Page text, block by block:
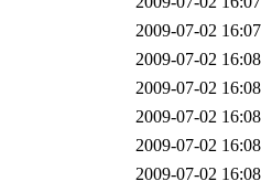
2009-07-02 16:07
2009-07-02 16:08
2009-07-02 16:08
2009-07-02 16:08
2009-07-02 16:08
2009-07-02 16:08